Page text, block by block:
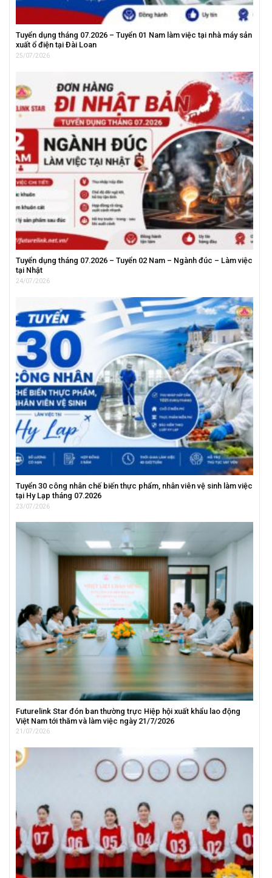
Tuyển dụng tháng 07.2026 – Tuyển 01 Nam làm việc tại nhà máy sản
xuất ổ điện tại Đài Loan
25/07/2026
Tuyển dụng tháng 07.2026 – Tuyển 02 Nam – Ngành đúc – Làm việc
tại Nhật
24/07/2026
Tuyển 30 công nhân chế biến thực phẩm, nhân viên vệ sinh làm việc
tại Hy Lạp tháng 07.2026
23/07/2026
Futurelink Star đón ban thường trực Hiệp hội xuất khẩu lao động
Việt Nam tới thăm và làm việc ngày 21/7/2026
21/07/2026